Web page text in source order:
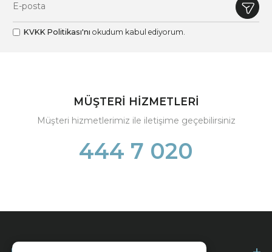
KVKK Politikası'nı okudum kabul ediyorum.
MÜŞTERİ HİZMETLERİ
Müşteri hizmetlerimiz ile iletişime geçebilirsiniz
444 7 020